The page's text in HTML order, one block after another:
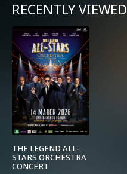
RECENTLY VIEWED
THE LEGEND ALL-
STARS ORCHESTRA
CONCERT